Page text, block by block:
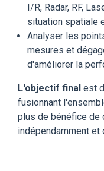
I/R, Radar, RF,
situation spatiale
Analyser les
mesures et
d'améliorer la
L'objectif final est
fusionnant
plus de bénéfice de
indépendamment et